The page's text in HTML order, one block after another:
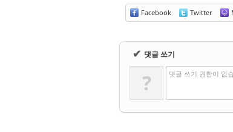
Facebook Twitter
✔ 댓글 쓰기
? 댓글 쓰기 권한이 없